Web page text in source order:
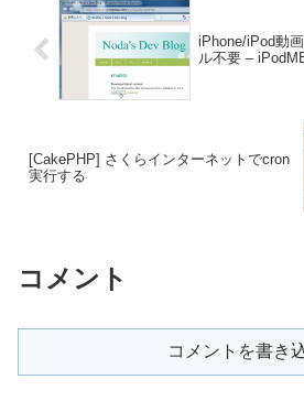
iPhone/iPod動
ル不要 –
[CakePHP] さくらインターネットでcron
実行する
コメント
コメントを書き